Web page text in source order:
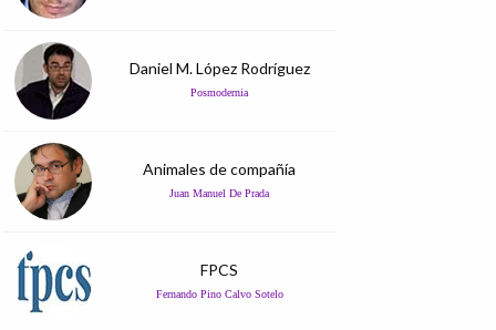
Daniel M. López Rodríguez
Posmodernia
Animales de compañía
Juan Manuel De Prada
FPCS
Fernando Pino Calvo Sotelo